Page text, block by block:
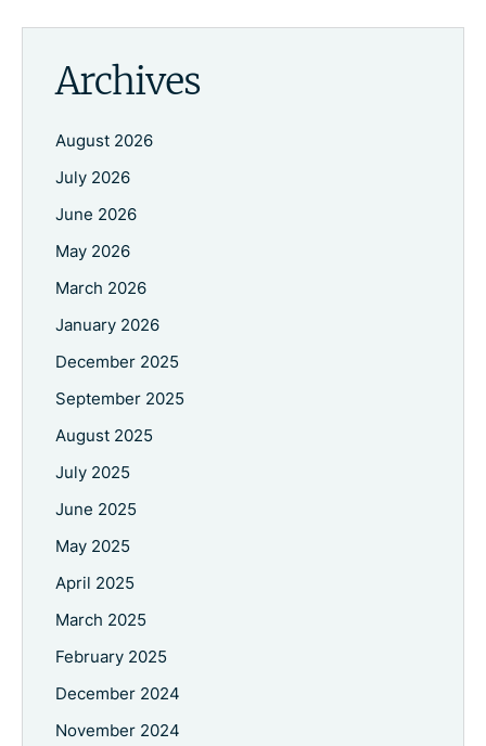
Archives
August 2026
July 2026
June 2026
May 2026
March 2026
January 2026
December 2025
September 2025
August 2025
July 2025
June 2025
May 2025
April 2025
March 2025
February 2025
December 2024
November 2024